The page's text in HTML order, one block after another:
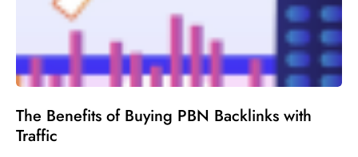
The Benefits of Buying PBN Backlinks with
Traffic